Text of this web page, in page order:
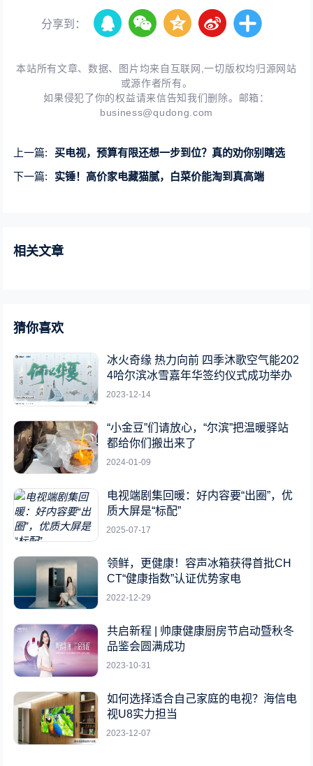
分享到：
本站所有文章、数据、图片均来自互联网,一切版权均归源网站
或源作者所有。
如果侵犯了你的权益请来信告知我们删除。邮箱：
business@qudong.com
上一篇:
买电视，预算有限还想一步到位？真的劝你别瞎选
下一篇:
实锤！高价家电藏猫腻，白菜价能淘到真高端
相关文章
猜你喜欢
冰火奇缘 热力向前 四季沐歌空气能202
4哈尔滨冰雪嘉年华签约仪式成功举办
2023-12-14
“小金豆”们请放心，“尔滨”把温暖驿站
都给你们搬出来了
2024-01-09
电视端剧集回暖：好内容要“出圈”，优
质大屏是“标配”
2025-07-17
领鲜，更健康！容声冰箱获得首批CH
CT“健康指数”认证优势家电
2022-12-29
共启新程 | 帅康健康厨房节启动暨秋冬
品鉴会圆满成功
2023-10-31
如何选择适合自己家庭的电视？海信电
视U8实力担当
2023-12-07